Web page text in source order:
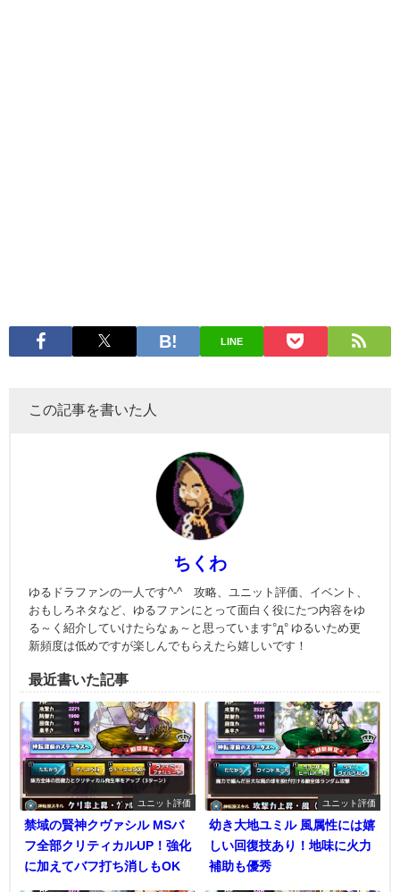
LINE
この記事を書いた人
ちくわ
ゆるドラファンの一人です^-^ 攻略、ユニット評価、イベント、
おもしろネタなど、ゆるファンにとって面白く役にたつ内容をゆ
る～く紹介していけたらなぁ～と思っています°д° ゆるいため更
新頻度は低めですが楽しんでもらえたら嬉しいです！
最近書いた記事
ユニット評価
禁域の賢神クヴァシル MSバ
フ全部クリティカルUP！強化
に加えてバフ打ち消しもOK
ユニット評価
幼き大地ユミル 風属性には嬉
しい回復技あり！地味に火力
補助も優秀